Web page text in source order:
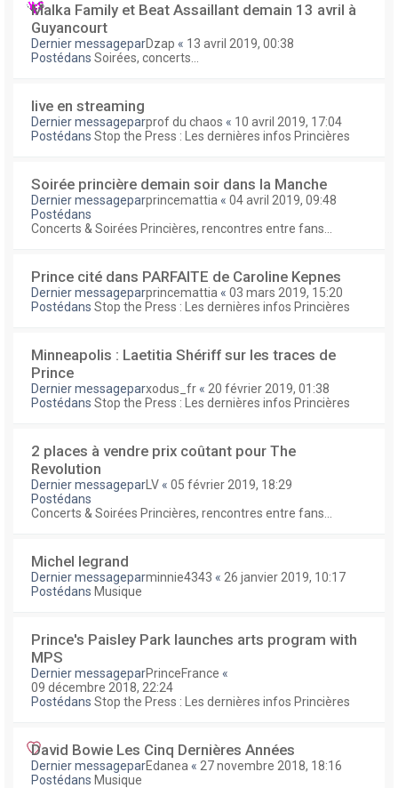
Malka Family et Beat Assaillant demain 13 avril à
Guyancourt
Dernier messageparDzap « 13 avril 2019, 00:38
Postédans Soirées, concerts...
live en streaming
Dernier messageparprof du chaos « 10 avril 2019, 17:04
Postédans Stop the Press : Les dernières infos Princières
Soirée princière demain soir dans la Manche
Dernier messageparprincemattia « 04 avril 2019, 09:48
Postédans
Concerts & Soirées Princières, rencontres entre fans...
Prince cité dans PARFAITE de Caroline Kepnes
Dernier messageparprincemattia « 03 mars 2019, 15:20
Postédans Stop the Press : Les dernières infos Princières
Minneapolis : Laetitia Shériff sur les traces de
Prince
Dernier messageparxodus_fr « 20 février 2019, 01:38
Postédans Stop the Press : Les dernières infos Princières
2 places à vendre prix coûtant pour The
Revolution
Dernier messagepar LV « 05 février 2019, 18:29
Postédans
Concerts & Soirées Princières, rencontres entre fans...
Michel legrand
Dernier messageparminnie4343 « 26 janvier 2019, 10:17
Postédans Musique
Prince's Paisley Park launches arts program with
MPS
Dernier messageparPrinceFrance «
09 décembre 2018, 22:24
Postédans Stop the Press : Les dernières infos Princières
David Bowie Les Cinq Dernières Années
Dernier messageparEdanea « 27 novembre 2018, 18:16
Postédans Musique